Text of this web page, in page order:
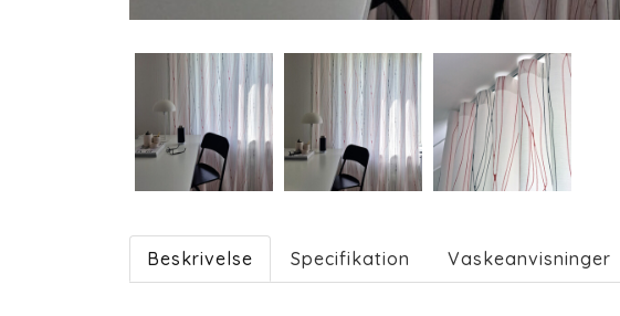
Beskrivelse Specifikation Vaskeanvisninger